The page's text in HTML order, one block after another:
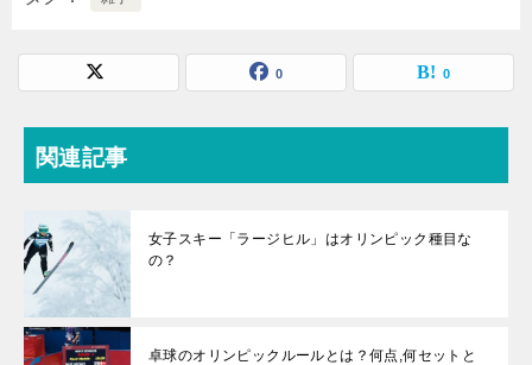
0 0
関連記事
女子スキー「ラージヒル」はオリンピック種目な
の？
卓球のオリンピックルールとは？何点,何セットと